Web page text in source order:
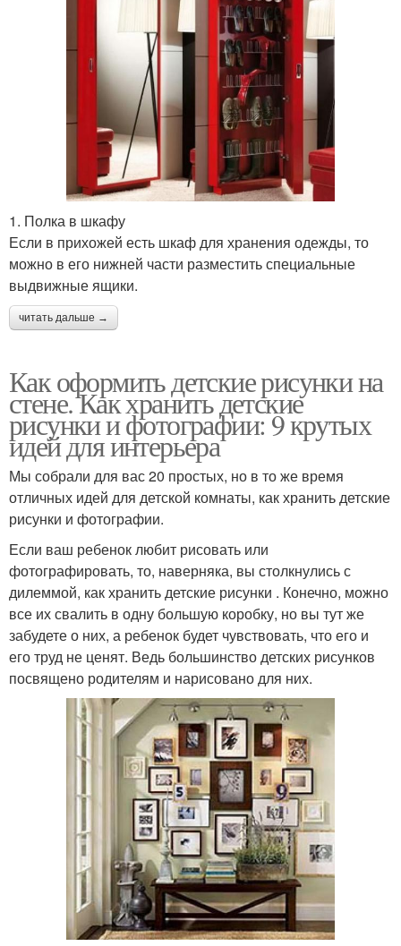
1. Полка в шкафу
Если в прихожей есть шкаф для хранения одежды, то
можно в его нижней части разместить специальные
выдвижные ящики.
читать дальше →
Как оформить детские рисунки на
стене. Как хранить детские
рисунки и фотографии: 9 крутых
идей для интерьера
Мы собрали для вас 20 простых, но в то же время
отличных идей для детской комнаты, как хранить детские
рисунки и фотографии.
Если ваш ребенок любит рисовать или
фотографировать, то, наверняка, вы столкнулись с
дилеммой, как хранить детские рисунки . Конечно, можно
все их свалить в одну большую коробку, но вы тут же
забудете о них, а ребенок будет чувствовать, что его и
его труд не ценят. Ведь большинство детских рисунков
посвящено родителям и нарисовано для них.